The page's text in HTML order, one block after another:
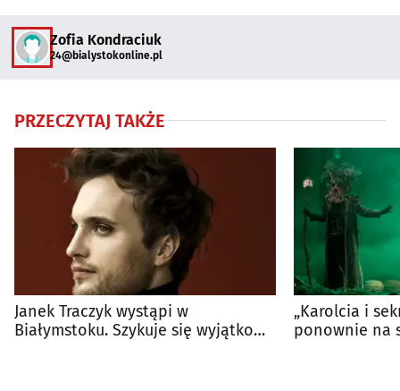
Zofia Kondraciuk
24@bialystokonline.pl
PRZECZYTAJ TAKŻE
Janek Traczyk wystąpi w
Białymstoku. Szykuje się wyjątkowy
„Karolcia i
ponownie na